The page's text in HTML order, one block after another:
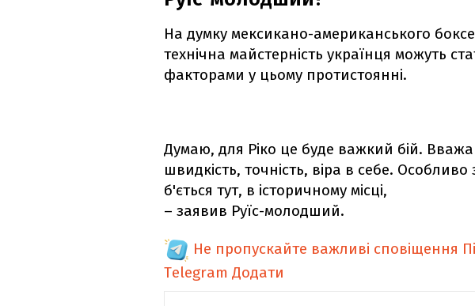
На думку мексикано-американського
технічна майстерність українця можуть
факторами у цьому протистоянні.
Думаю, для Ріко це буде важкий бій.
швидкість, точність, віра в себе.
б'ється тут, в історичному місці,
– заявив Руїс-молодший.
Не пропускайте важливі сповіщення
Telegram Додати